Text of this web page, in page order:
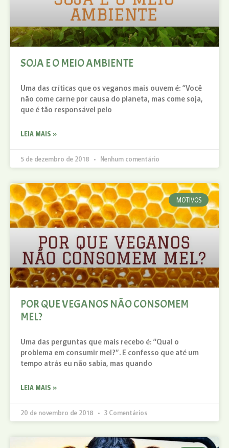
SOJA E O MEIO AMBIENTE
Uma das críticas que os veganos mais ouvem é: “Você
não come carne por causa do planeta, mas come soja,
que é tão responsável pelo
LEIA MAIS »
5 de dezembro de 2018 Nenhum comentário
MOTIVOS
POR QUE VEGANOS NÃO CONSOMEM
MEL?
Uma das perguntas que mais recebo é: “Qual o
problema em consumir mel?”. E confesso que até um
tempo atrás eu não sabia, mas quando
LEIA MAIS »
20 de novembro de 2018 3 Comentários